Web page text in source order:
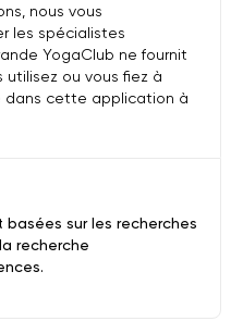
sur les recherches
recherche
nous vous
les spécialistes
YogaClub ne fournit
utilisez ou vous fiez à
cette application à